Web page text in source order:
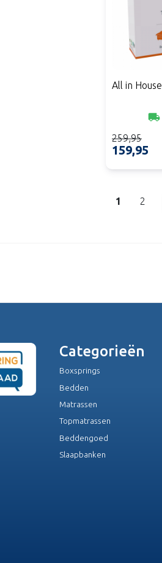
All in
159,95
259,95
1 2
Categorieën
Boxsprings
Bedden
Matrassen
Topmatrassen
Beddengoed
Slaapbanken